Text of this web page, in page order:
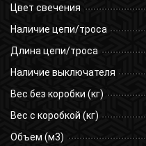
Цвет свечения
Наличие цепи/троса
Длина цепи/троса
Наличие выключателя
Вес без коробки (кг)
Вес с коробкой (кг)
Объем (м3)